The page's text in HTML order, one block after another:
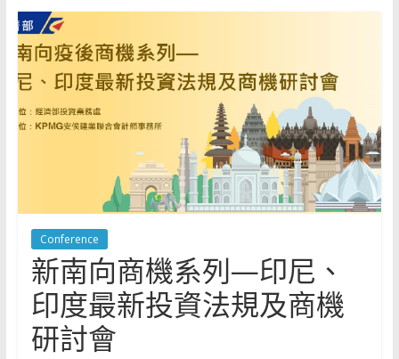
Conference
新南向商機系列—印尼、
印度最新投資法規及商機
研討會